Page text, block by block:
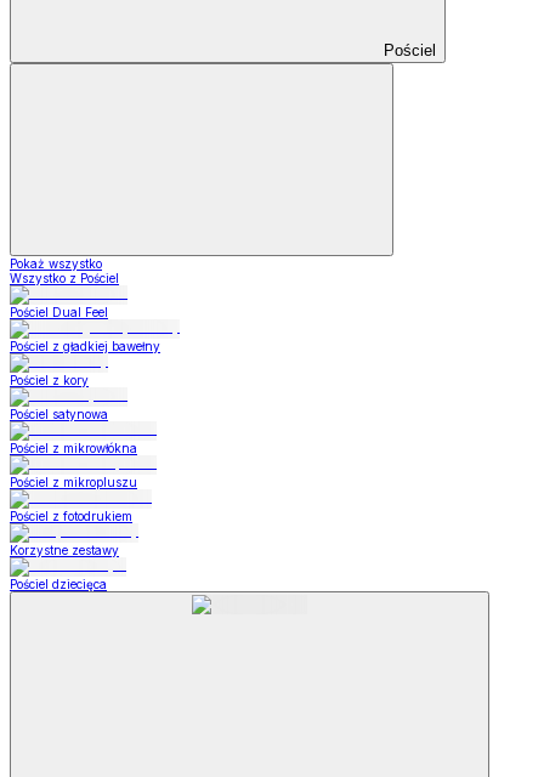
Pościel
Pokaż wszystko
Wszystko z Pościel
Pościel Dual Feel
Pościel z gładkiej bawełny
Pościel z kory
Pościel satynowa
Pościel z mikrowłókna
Pościel z mikropluszu
Pościel z fotodrukiem
Korzystne zestawy
Pościel dziecięca